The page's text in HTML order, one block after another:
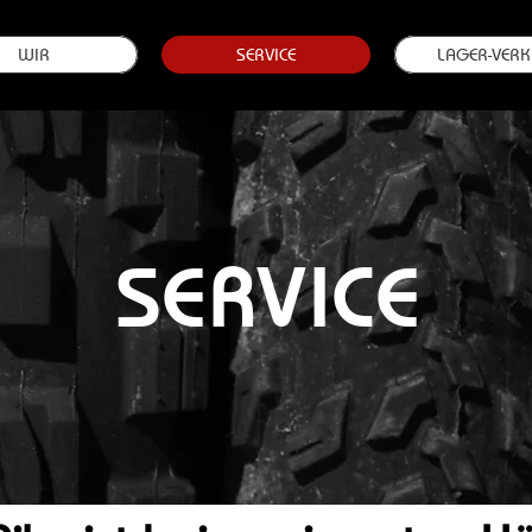
WIR SERVICE LAGER-
SERVICE